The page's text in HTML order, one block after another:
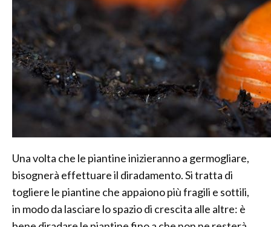
Una volta che le piantine inizieranno a germogliare,
bisognerà effettuare il diradamento. Si tratta di
togliere le piantine che appaiono più fragili e sottili,
in modo da lasciare lo spazio di crescita alle altre: è